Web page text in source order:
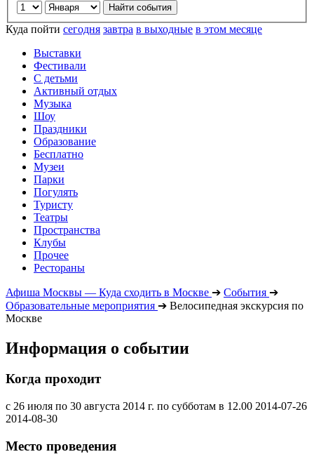
Куда пойти сегодня завтра в выходные в этом месяце
Выставки
Фестивали
С детьми
Активный отдых
Музыка
Шоу
Праздники
Образование
Бесплатно
Музеи
Парки
Погулять
Туристу
Театры
Пространства
Клубы
Прочее
Рестораны
Афиша Москвы — Куда сходить в Москве ➔ События ➔
Образовательные мероприятия ➔ Велосипедная экскурсия по
Москве
Информация о событии
Когда проходит
с 26 июля по 30 августа 2014 г. по субботам в 12.00 2014-07-26
2014-08-30
Место проведения